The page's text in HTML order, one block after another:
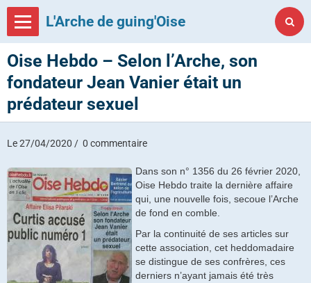
L'Arche de guing'Oise
Oise Hebdo – Selon l’Arche, son
fondateur Jean Vanier était un
prédateur sexuel
Le 27/04/2020 0 commentaire
Dans son n° 1356 du 26 février 2020,
Oise Hebdo traite la dernière affaire
qui, une nouvelle fois, secoue l’Arche
de fond en comble.
Par la continuité de ses articles sur
cette association, cet heddomadaire
se distingue de ses confrères, ces
derniers n’ayant jamais été très